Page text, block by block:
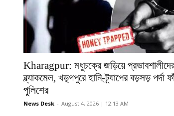
Kharagpur: মধুচক্রে জড়িয়ে
ব্ল্যাকমেল, খড়্গপুরে হানি-ট্র্যাপের বড়সড় পর্দা
পুলিশের
News Desk - August 4, 2026 | 12:13 AM